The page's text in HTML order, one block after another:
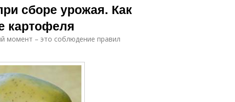
сборе урожая. Как
картофеля
момент – это соблюдение правил